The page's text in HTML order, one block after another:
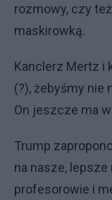
rozmowy, czy
maskirowką.
Kanclerz Mertz i
(?), żebyśmy nie
On jeszcze ma
Trump
na nasze,
profesorowie i